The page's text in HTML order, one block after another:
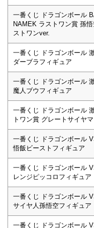
一番くじ ドラゴンボール
NAMEK ラストワン賞 孫
ストワンver.
一番くじ ドラゴンボール
ダーブラフィギュア
一番くじ ドラゴンボール
魔人ブウフィギュア
一番くじ ドラゴンボール
トワン賞 グレートサイヤ
一番くじ ドラゴンボール
悟飯ビーストフィギュア
一番くじ ドラゴンボール
レンジピッコロフィギュア
一番くじ ドラゴンボール
サイヤ人孫悟空フィギュア
一番くじ ドラゴンボール